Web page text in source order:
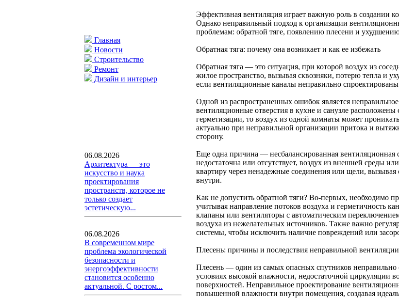
Главная
Новости
Строительство
Ремонт
Дизайн и интерьер
06.08.2026
Архитектура — это
искусство и наука
проектирования
пространств, которое не
только создает
эстетическую...
06.08.2026
В современном мире
проблема экологической
безопасности и
энергоэффективности
становится особенно
актуальной. С ростом...
Эффективная вентиляция играет важную роль в создании
Однако неправильный подход к организации
проблемам: обратной тяге, появлению плесени и ухудшению
Обратная тяга: почему она возникает и как ее избежать
Обратная тяга — это ситуация, при которой воздух из
жилое пространство, вызывая сквозняки, потерю тепла и
если вентиляционные каналы неправильно
Одной из распространенных ошибок является
вентиляционные отверстия в кухне и санузле
герметизации, то воздух из одной комнаты может
актуально при неправильной организации притока и
сторону.
Еще одна причина — несбалансированная вентиляционная
недостаточна или отсутствует, воздух из внешней среды
квартиру через ненадежные соединения или щели, вызывая
внутри.
Как не допустить обратной тяги? Во-первых, необходимо
учитывая направление потоков воздуха и герметичность
клапаны или вентиляторы с автоматическим
воздуха из нежелательных источников. Также важно
системы, чтобы исключить наличие повреждений или
Плесень: причины и последствия неправильной вентиляции
Плесень — один из самых опасных спутников неправильно
условиях высокой влажности, недостаточной циркуляции
поверхностей. Неправильное проектирование
повышенной влажности внутри помещения, создавая